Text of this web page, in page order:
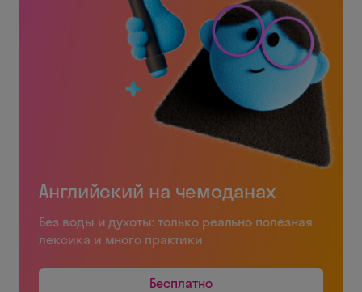
Английский на чемоданах
Без воды и духоты: только реально полезная
лексика и много практики
Бесплатно